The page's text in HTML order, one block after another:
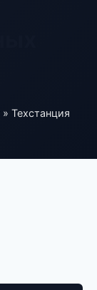
» Техстанция